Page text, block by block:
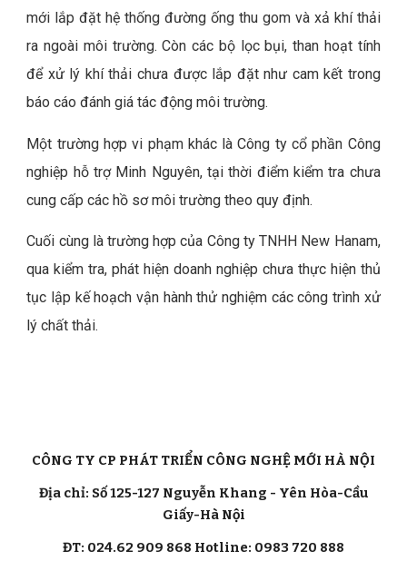
mới lắp đặt hệ thống đường ống thu gom và xả khí thải
ra ngoài môi trường. Còn các bộ lọc bụi, than hoạt tính
để xử lý khí thải chưa được lắp đặt như cam kết trong
báo cáo đánh giá tác động môi trường.
Một trường hợp vi phạm khác là Công ty cổ phần Công
nghiệp hỗ trợ Minh Nguyên, tại thời điểm kiểm tra chưa
cung cấp các hồ sơ môi trường theo quy định.
Cuối cùng là trường hợp của Công ty TNHH New Hanam,
qua kiểm tra, phát hiện doanh nghiệp chưa thực hiện thủ
tục lập kế hoạch vận hành thử nghiệm các công trình xử
lý chất thải.
CÔNG TY CP PHÁT TRIỂN CÔNG NGHỆ MỚI HÀ NỘI
Địa chỉ: Số 125-127 Nguyễn Khang - Yên Hòa-Cầu
Giấy-Hà Nội
ĐT: 024.62 909 868 Hotline: 0983 720 888